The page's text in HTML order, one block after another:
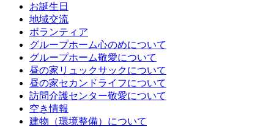
お誕生日
地域交流
ボランティア
グループホーム心のめについて
グループホーム敬愛について
昼の家リュックサックについて
昼の家セカンドライフについて
訪問介護センター敬愛について
空き情報
建物（環境整備）について